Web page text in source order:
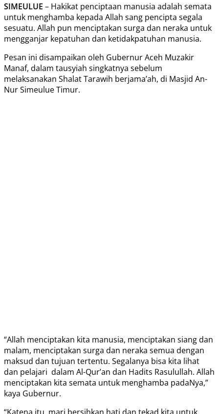
SIMEULUE – Hakikat penciptaan manusia adalah semata
untuk menghamba kepada Allah sang pencipta segala
sesuatu. Allah pun menciptakan surga dan neraka untuk
mengganjar kepatuhan dan ketidakpatuhan manusia.
Pesan ini disampaikan oleh Gubernur Aceh Muzakir
Manaf, dalam tausyiah singkatnya sebelum
melaksanakan Shalat Tarawih berjama’ah, di Masjid An-
Nur Simeulue Timur.
“Allah menciptakan kita manusia, menciptakan siang dan
malam, menciptakan surga dan neraka semua dengan
maksud dan tujuan tertentu. Segalanya bisa kita lihat
dan pelajari dalam Al-Qur’an dan Hadits Rasulullah. Allah
menciptakan kita semata untuk menghamba padaNya,”
kaya Gubernur.